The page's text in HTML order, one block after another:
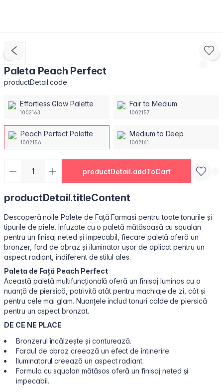
Paleta Peach Perfect
productDetail.code
Effortless Glow Palette
1002163
Fair to Medium
1002157
Peach Perfect Palette
1002156
Medium to Deep
1002161
productDetail.addToCart
productDetail.titleContent
Descoperă noile Palete de Față Farmasi pentru toate tonurile și
tipurile de piele. Infuzate cu o paletă mătăsoasă cu squalan
pentru un finisaj neted și impecabil, fiecare paletă oferă un
bronzer, fard de obraz și iluminator ușor de aplicat pentru un
aspect radiant, indiferent de stilul ales.
Paleta de Față Peach Perfect
Această paletă multifuncțională oferă un finisaj luminos cu o
nuanță de piersică, potrivită atât pentru machiaje de zi, cât și
pentru cele mai glam. Nuanțele includ tonuri calde de piersică
pentru un aspect bronzat.
DE CE NE PLACE
Bronzerul încălzește și conturează.
Fardul de obraz creează un efect de întinerire.
Iluminatorul creează un aspect radiant.
Formula cu squalan mătăsos oferă un finisaj neted și
impecabil.